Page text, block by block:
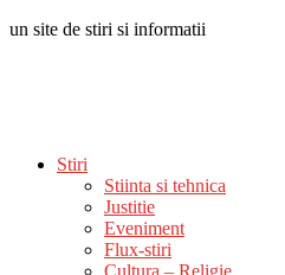
un site de stiri si informatii
Stiri
Stiinta si tehnica
Justitie
Eveniment
Flux-stiri
Cultura – Religie